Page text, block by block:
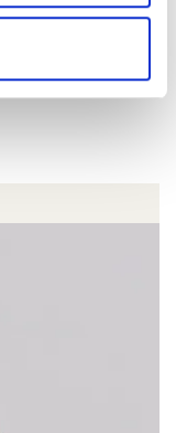
21K Vekt: 8,9